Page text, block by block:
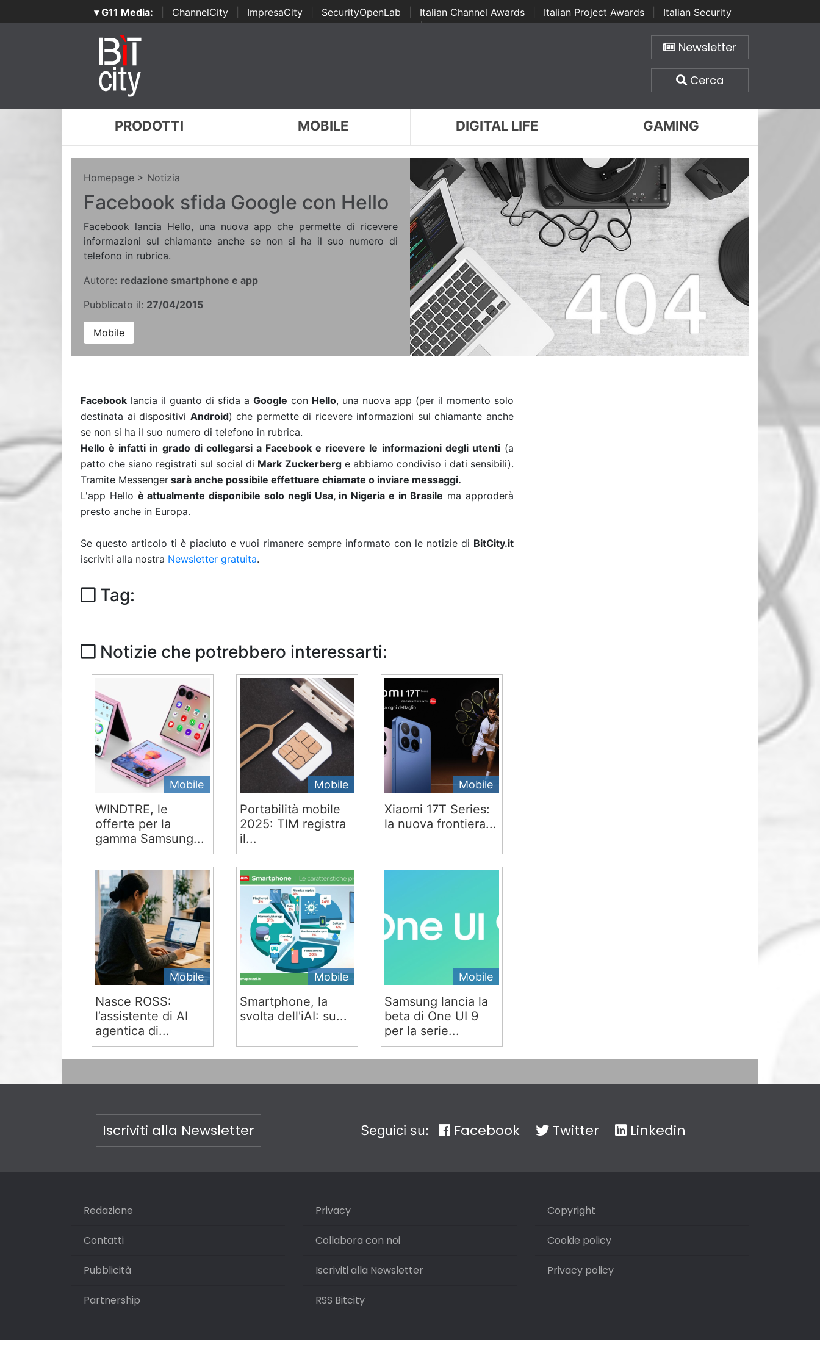
▾ G11 Media: ChannelCity ImpresaCity SecurityOpenLab Italian Channel Awards Italian Project Awards
Italian Security
Awards | ...
Newsletter
Cerca
PRODOTTI MOBILE DIGITAL LIFE GAMING
Homepage > Notizia
Facebook sfida Google con Hello
Facebook lancia Hello, una nuova app che permette di ricevere
informazioni sul chiamante anche se non si ha il suo numero di
telefono in rubrica.
Autore: redazione smartphone e app
Pubblicato il: 27/04/2015
Mobile
Facebook lancia il guanto di sfida a Google con Hello, una nuova app (per il momento solo
destinata ai dispositivi Android) che permette di ricevere informazioni sul chiamante anche
se non si ha il suo numero di telefono in rubrica.
Hello è infatti in grado di collegarsi a Facebook e ricevere le informazioni degli utenti(a
patto che siano registrati sul social di Mark Zuckerberg e abbiamo condiviso i dati sensibili).
Tramite Messenger sarà anche possibile effettuare chiamate o inviare messaggi.
L'app Hello è attualmente disponibile solo negli Usa, in Nigeria e in Brasile ma approderà
presto anche in Europa.
Se questo articolo ti è piaciuto e vuoi rimanere sempre informato con le notizie di BitCity.it
iscriviti alla nostra Newsletter gratuita.
Tag:
Notizie che potrebbero interessarti:
Mobile
WINDTRE, le
offerte per la
gamma Samsung...
Mobile
Portabilità mobile
2025: TIM registra
il...
Mobile
Xiaomi 17T Series:
la nuova frontiera...
Mobile
Nasce ROSS:
l’assistente di AI
agentica di...
Mobile
Smartphone, la
svolta dell'iAI: su...
Mobile
Samsung lancia la
beta di One UI 9
per la serie...
Iscriviti alla Newsletter Seguici su: Facebook Twitter Linkedin
Redazione
Contatti
Pubblicità
Partnership
Privacy
Collabora con noi
Iscriviti alla Newsletter
RSS Bitcity
Copyright
Cookie policy
Privacy policy